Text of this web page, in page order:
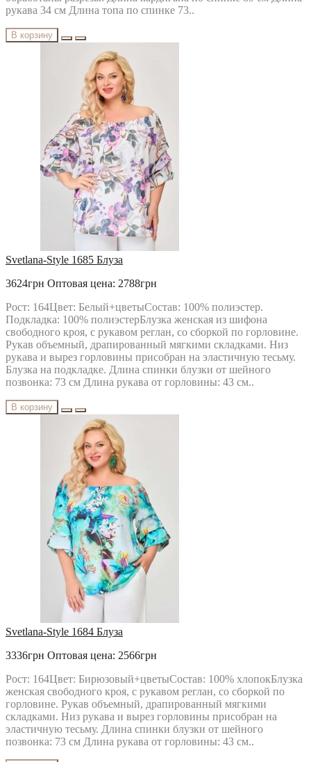
рукава 34 см Длина топа по спинке 73..
В корзину
Svetlana-Style 1685 Блуза
3624грн Оптовая цена: 2788грн
Рост: 164Цвет: Белый+цветыСостав: 100% полиэстер.
Подкладка: 100% полиэстерБлузка женская из шифона
свободного кроя, с рукавом реглан, со сборкой по горловине.
Рукав объемный, драпированный мягкими складками. Низ
рукава и вырез горловины присобран на эластичную тесьму.
Блузка на подкладке. Длина спинки блузки от шейного
позвонка: 73 см Длина рукава от горловины: 43 см..
В корзину
Svetlana-Style 1684 Блуза
3336грн Оптовая цена: 2566грн
Рост: 164Цвет: Бирюзовый+цветыСостав: 100% хлопокБлузка
женская свободного кроя, с рукавом реглан, со сборкой по
горловине. Рукав объемный, драпированный мягкими
складками. Низ рукава и вырез горловины присобран на
эластичную тесьму. Длина спинки блузки от шейного
позвонка: 73 см Длина рукава от горловины: 43 см..